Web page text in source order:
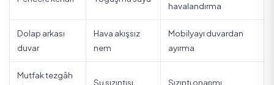
Küf En Çok Nerede Oluşur?
Bölge Neden Önlem